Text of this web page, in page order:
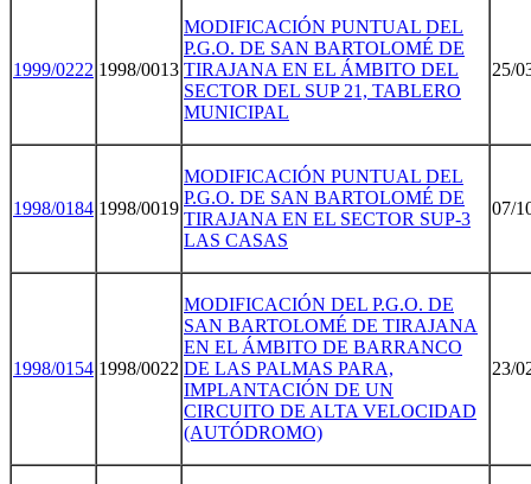
1999/0222 1998/0013
MODIFICACIÓN PUNTUAL DEL
P.G.O. DE SAN BARTOLOMÉ DE
TIRAJANA EN EL ÁMBITO DEL
SECTOR DEL SUP 21, TABLERO
MUNICIPAL
25/
1998/0184 1998/0019
MODIFICACIÓN PUNTUAL DEL
P.G.O. DE SAN BARTOLOMÉ DE
TIRAJANA EN EL SECTOR SUP-3
LAS CASAS
07/
1998/0154 1998/0022
MODIFICACIÓN DEL P.G.O. DE
SAN BARTOLOMÉ DE TIRAJANA
EN EL ÁMBITO DE BARRANCO
DE LAS PALMAS PARA,
IMPLANTACIÓN DE UN
CIRCUITO DE ALTA VELOCIDAD
(AUTÓDROMO)
23/